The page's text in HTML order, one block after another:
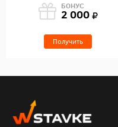
БОНУС
2 000
Получить